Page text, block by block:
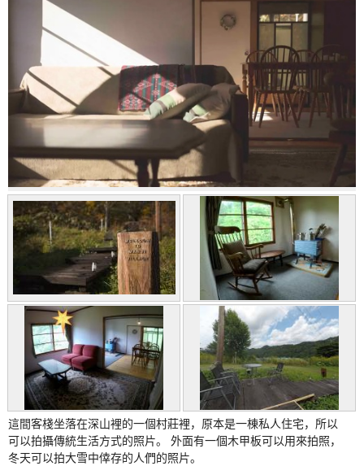
這間客棧坐落在深山裡的一個村莊裡，原本是一棟私人住宅，所以
可以拍攝傳統生活方式的照片。 外面有一個木甲板可以用來拍照，
冬天可以拍大雪中倖存的人們的照片。